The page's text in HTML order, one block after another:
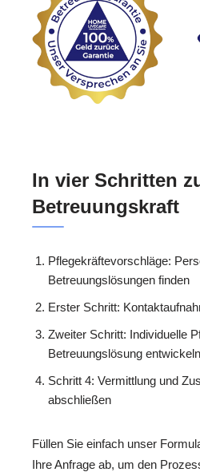
In vier Schritten
Betreuungskraft
Pflegekräftevorschläge:
Betreuungslösungen finden
Erster Schritt:
Zweiter Schritt: Individuelle
Betreuungslösung entwickeln
Schritt 4: Vermittlung und
abschließen
Füllen Sie einfach unser
Ihre Anfrage ab, um den